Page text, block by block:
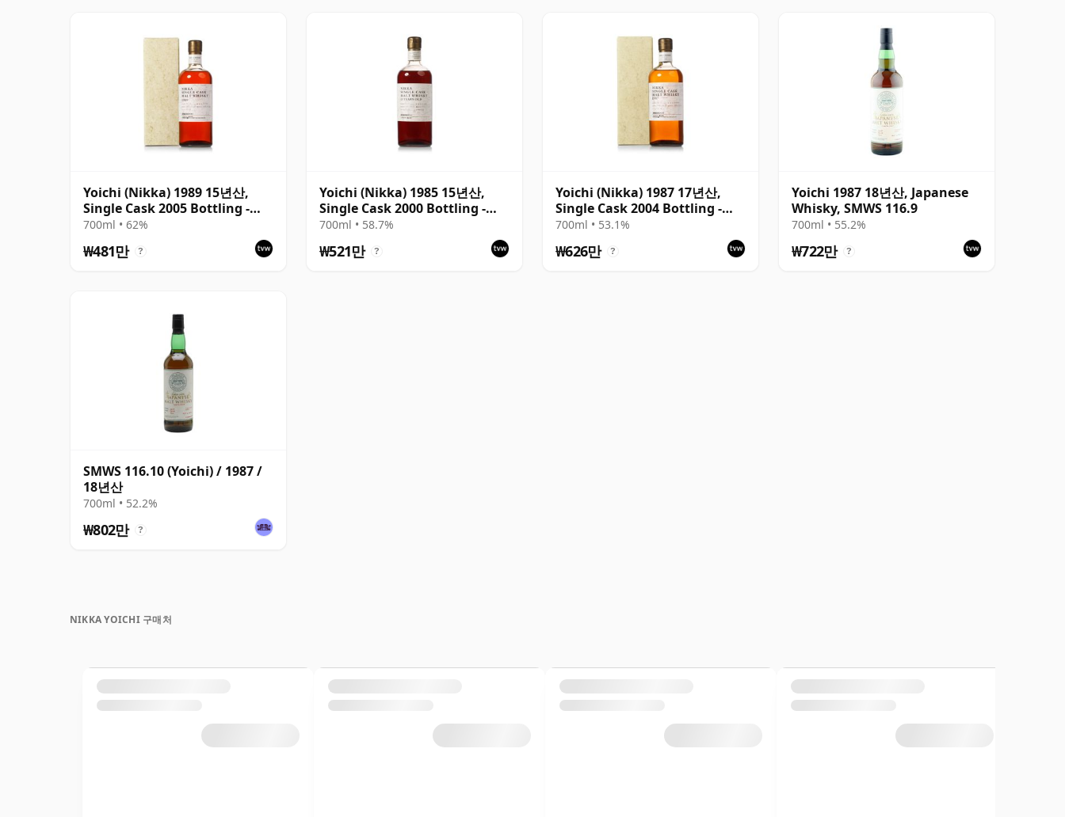
Yoichi (Nikka) 1989 15년산,
Single Cask 2005 Bottling -
Cask 127032 with Box
700ml • 62%
₩481만 ?
Yoichi (Nikka) 1985 15년산,
Single Cask 2000 Bottling -
Cask 111220
700ml • 58.7%
₩521만 ?
Yoichi (Nikka) 1987 17년산,
Single Cask 2004 Bottling -
Cask 254829 with Box
700ml • 53.1%
₩626만 ?
Yoichi 1987 18년산, Japanese
Whisky, SMWS 116.9
700ml • 55.2%
₩722만 ?
SMWS 116.10 (Yoichi) / 1987 /
18년산
700ml • 52.2%
₩802만 ?
NIKKA YOICHI 구매처